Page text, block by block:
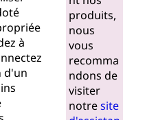
à
d'un
produits,
nous
vous
recomma
ndons de
visiter
notresite